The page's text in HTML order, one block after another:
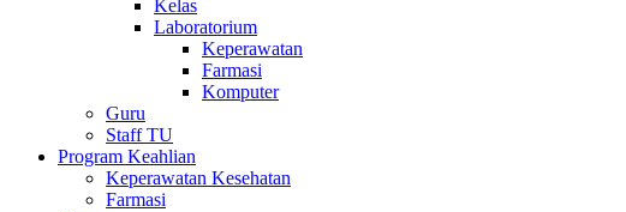
Kelas
Laboratorium
Keperawatan
Farmasi
Komputer
Guru
Staff TU
Program Keahlian
Keperawatan Kesehatan
Farmasi